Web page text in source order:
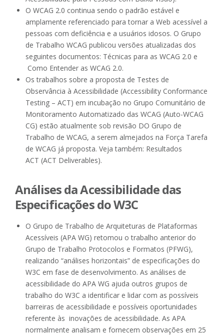
O WCAG 2.0 continua sendo o padrão estável e
amplamente referenciado para tornar a Web acessível a
pessoas com deficiência e a usuários idosos. O Grupo
de Trabalho WCAG publicou versões atualizadas dos
seguintes documentos: Técnicas para as WCAG 2.0 e
Como Entender as WCAG 2.0.
Os trabalhos sobre a proposta de Testes de
Observância à Acessibilidade (Accessibility Conformance
Testing – ACT) em incubação no Grupo Comunitário de
Monitoramento Automatizado das WCAG (Auto-WCAG
CG) estão atualmente sob revisão DO Grupo de
Trabalho de WCAG, a serem almejados na Força Tarefa
de WCAG já proposta. Veja também: Resultados
ACT (ACT Deliverables).
Análises da Acessibilidade das
Especificações do W3C
O Grupo de Trabalho de Arquiteturas de Plataformas
Acessíveis (APA WG) retomou o trabalho anterior do
Grupo de Trabalho Protocolos e Formatos (PFWG),
realizando “análises horizontais” de especificações do
W3C em fase de desenvolvimento. As análises de
acessibilidade do APA WG ajuda outros grupos de
trabalho do W3C a identificar e lidar com as possíveis
barreiras de acessibilidade e possíveis oportunidades
referente às inovações de acessibilidade. As APA
normalmente analisam e fornecem observações em 25